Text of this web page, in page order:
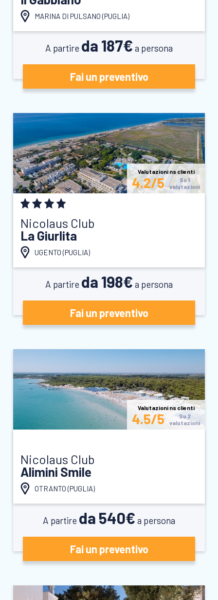
MARINA DI PULSANO (PUGLIA)
A partire da 187€ a persona
Fai un preventivo
Valutazioni ns clienti
4.2/5
Su 1
valutazioni
Nicolaus Club
La Giurlita
UGENTO (PUGLIA)
A partire da 198€ a persona
Fai un preventivo
Valutazioni ns clienti
4.5/5
Su 2
valutazioni
Nicolaus Club
Alimini Smile
OTRANTO (PUGLIA)
A partire da 540€ a persona
Fai un preventivo